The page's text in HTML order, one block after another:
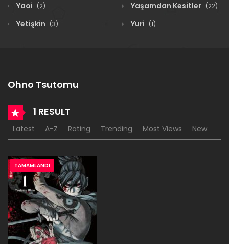
Yaoi (2) Yaşamdan Kesitler (22)
Yetişkin (3) Yuri (1)
Ohno Tsutomu
1 RESULT
Latest A-Z Rating Trending Most Views New
TAMAMLANDI